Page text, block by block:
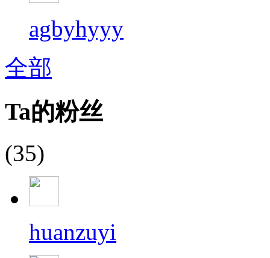
agbyhyyy
全部
Ta的粉丝
(35)
huanzuyi